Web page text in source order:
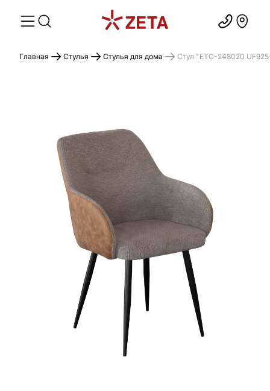
Главная Стулья Стулья для дома Стул "ETC-248020